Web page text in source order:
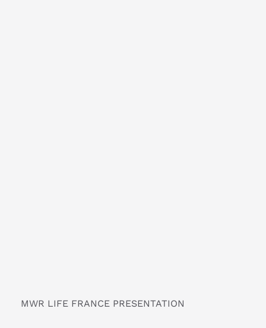
MWR LIFE FRANCE PRESENTATION